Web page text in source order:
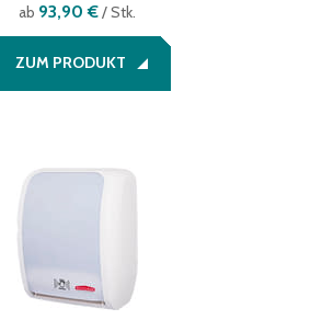
ab 93,90 €/ Stk.
ZUM PRODUKT